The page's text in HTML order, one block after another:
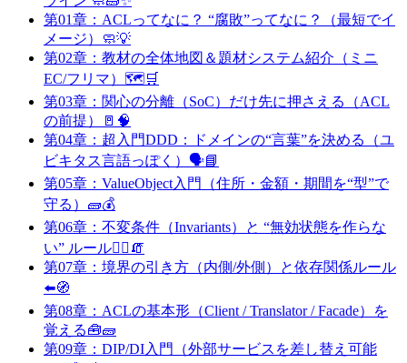
第01章：ACLってなに？ “腐敗”ってなに？（最短でイ
メージ）🧼💡
第02章：教材の全体地図＆題材システム紹介（ミニ
EC/フリマ）🗺️🛒
第03章：関心の分離（SoC）だけ先に押さえる（ACL
の前提）🚪🧠
第04章：超入門DDD：ドメインの“言葉”を決める（ユ
ビキタス言語っぽく）🗣️📘
第05章：ValueObject入門（住所・金額・期間を“型”で
守る）🧱💰
第06章：不変条件（Invariants）と “無効状態を作らな
い” ルール👮‍♀️🧯
第07章：境界の引き方（内側/外側）と依存関係ルール
⬅️🧭
第08章：ACLの基本形（Client / Translator / Facade）を
覚える🧰🧱
第09章：DIP/DI入門（外部サービスを差し替え可能